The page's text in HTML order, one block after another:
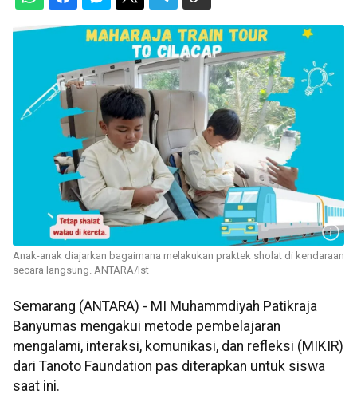
Anak-anak diajarkan bagaimana melakukan praktek sholat di kendaraan
secara langsung. ANTARA/Ist
Semarang (ANTARA) - MI Muhammdiyah Patikraja
Banyumas mengakui metode pembelajaran
mengalami, interaksi, komunikasi, dan refleksi (MIKIR)
dari Tanoto Faundation pas diterapkan untuk siswa
saat ini.